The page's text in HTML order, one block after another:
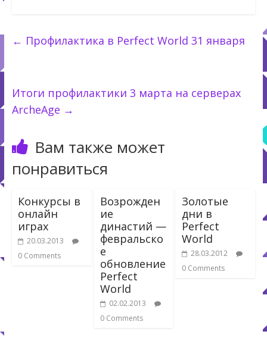
← Профилактика в Perfect World 31 января
Итоги профилактики 3 марта на серверах
ArcheAge →
Вам также может
понравиться
Конкурсы в
онлайн
играх
20.03.2013
0 Comments
Возрожден
ие
династий —
февральско
е
обновление
Perfect
World
02.02.2013
0 Comments
Золотые
дни в
Perfect
World
28.03.2012
0 Comments